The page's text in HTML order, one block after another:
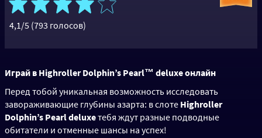
4,1/5 (793 голосов)
Играй в Highroller Dolphin’s Pearl™ deluxe онлайн
Перед тобой уникальная возможность исследовать
завораживающие глубины азарта: в слоте Highroller
Dolphin’s Pearl deluxeтебя ждут разные подводные
обитатели и отменные шансы на успех!